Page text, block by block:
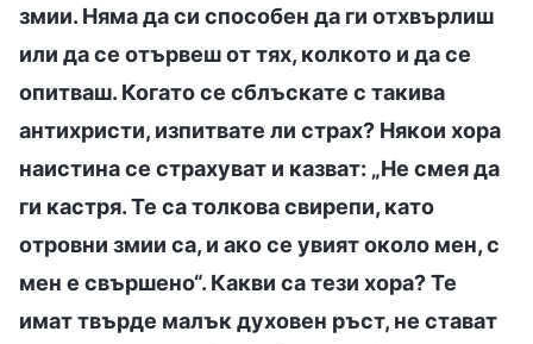
змии. Няма да си способен да ги отхвърлиш
или да се отървеш от тях, колкото и да се
опитваш. Когато се сблъскате с такива
антихристи, изпитвате ли страх? Някои хора
наистина се страхуват и казват: „Не смея да
ги кастря. Те са толкова свирепи, като
отровни змии са, и ако се увият около мен, с
мен е свършено“. Какви са тези хора? Те
имат твърде малък духовен ръст, не стават